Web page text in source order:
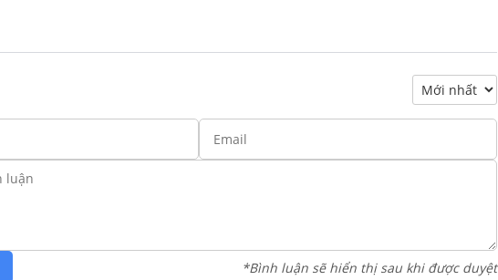
*Bình luận sẽ hiển thị sau khi được duyệt